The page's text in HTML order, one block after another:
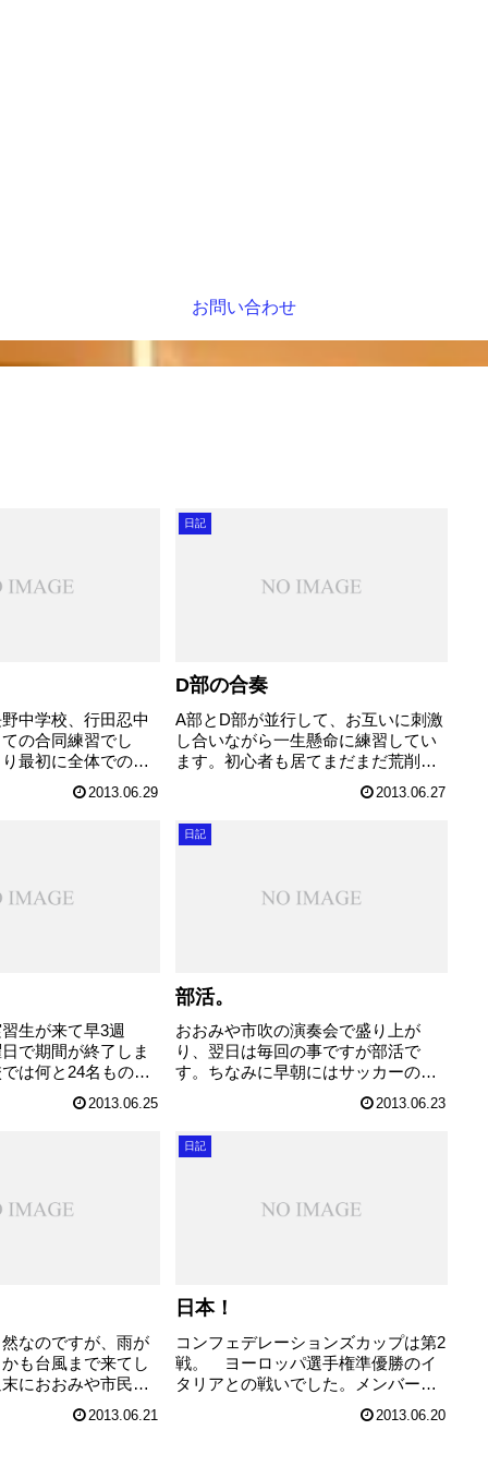
お問い合わせ
中学校、行田忍中
の合同練習でし
最初に全体での基
PLや2年生の次期
して、アドバイスを
2013.06.29
日記
D部の合奏
A部とD部が並行して、お互いに刺激
し合いながら一生懸命に練習してい
ます。初心者も居てまだまだ荒削り
ですが、とにかく全員が一生懸命。
これが私にも元気にしてくれます。
うれしいな～。 曲は少しずつ進ん
できました。 ちゃんとリズムを読
2013.06.27
生が来て早3週
で期間が終了しま
は何と24名もの実
す。全27クラス中
によるホームルー
2013.06.25
日記
部活。
おおみや市吹の演奏会で盛り上が
り、翌日は毎回の事ですが部活で
す。ちなみに早朝にはサッカーの日
本対メキシコ。当然応援しまし
た。 日本はイタリア戦同様、試合
開始からプレッシャーをかけて試合
をコントロールしていました。しか
2013.06.23
なのですが、雨が
も台風まで来てし
におおみや市民吹
トコンサート２０
民会館おおみやに
2013.06.21
日記
日本！
コンフェデレーションズカップは第2
戦。 ヨーロッパ選手権準優勝のイ
タリアとの戦いでした。メンバーは
ベストメンバー、そして決勝トーナ
メント進出を目指して本気モードの
2013.06.20